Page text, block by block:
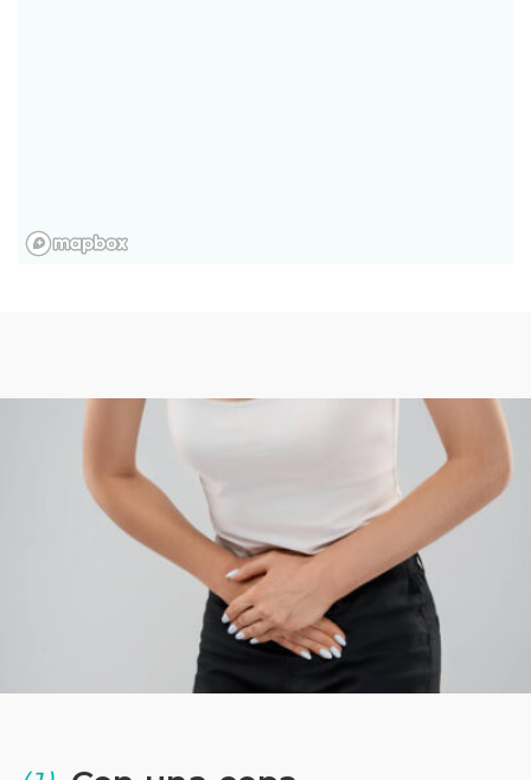
Razones